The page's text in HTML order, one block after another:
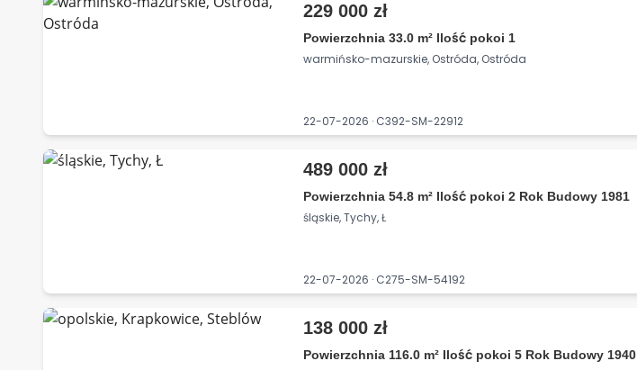
229 000 zł
Powierzchnia 33.0 m² Ilość pokoi 1
warmińsko-mazurskie, Ostróda, Ostróda
22-07-2026 · C392-SM-22912
489 000 zł
Powierzchnia 54.8 m² Ilość pokoi 2 Rok Budowy 1981
śląskie, Tychy, Ł
22-07-2026 · C275-SM-54192
138 000 zł
Powierzchnia 116.0 m² Ilość pokoi 5 Rok Budowy 1940